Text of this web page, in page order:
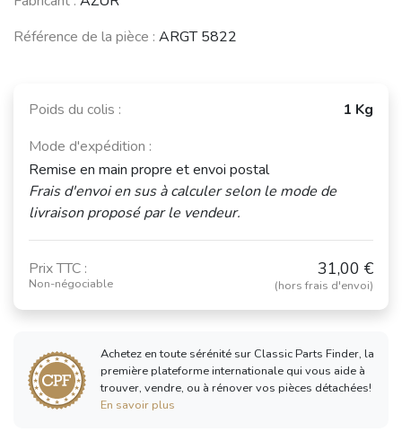
Référence de la pièce : ARGT 5822
Poids du colis :
1 Kg
Mode d'expédition :
Remise en main propre et envoi postal
Frais d'envoi en sus à calculer selon le mode de
livraison proposé par le vendeur.
Prix TTC :
Non-négociable
31,00 €
(hors frais d'envoi)
Achetez en toute sérénité sur Classic Parts Finder, la
première plateforme internationale qui vous aide à
trouver, vendre, ou à rénover vos pièces détachées!
En savoir plus